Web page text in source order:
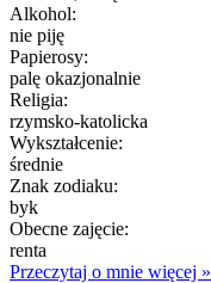
Alkohol:
nie piję
Papierosy:
palę okazjonalnie
Religia:
rzymsko-katolicka
Wykształcenie:
średnie
Znak zodiaku:
byk
Obecne zajęcie:
renta
Przeczytaj o mnie więcej »